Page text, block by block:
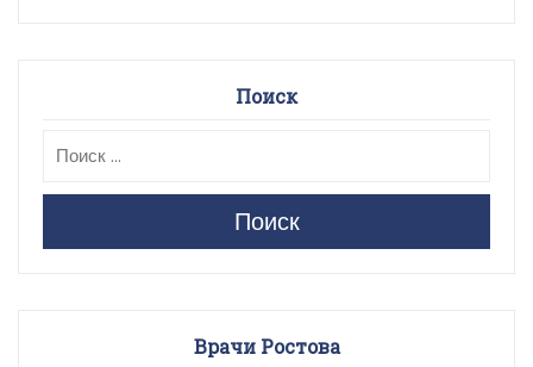
Поиск
Поиск
Врачи Ростова